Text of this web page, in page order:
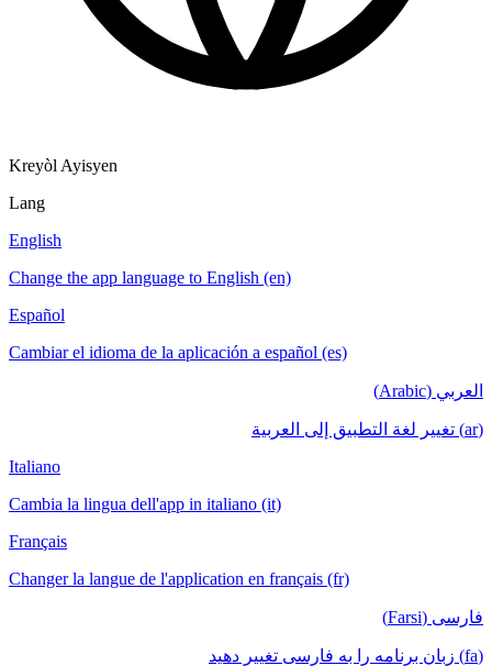
Kreyòl Ayisyen
Lang
English
Change the app language to English (en)
Español
Cambiar el idioma de la aplicación a español (es)
العربي (Arabic)
(ar) تغيير لغة التطبيق إلى العربية
Italiano
Cambia la lingua dell'app in italiano (it)
Français
Changer la langue de l'application en français (fr)
فارسی (Farsi)
(fa) زبان برنامه را به فارسی تغییر دهید